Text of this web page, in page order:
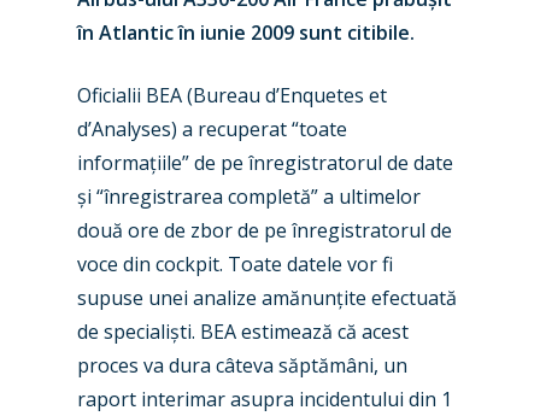
în Atlantic în iunie 2009 sunt citibile.
Oficialii BEA (Bureau d’Enquetes et
d’Analyses) a recuperat “toate
informațiile” de pe înregistratorul de date
și “înregistrarea completă” a ultimelor
două ore de zbor de pe înregistratorul de
voce din cockpit. Toate datele vor fi
supuse unei analize amănunțite efectuată
de specialiști. BEA estimează că acest
proces va dura câteva săptămâni, un
raport interimar asupra incidentului din 1
New Routes
Industry
Accidents / Incidents
Airshows
Dubai 2025
Paris 2025
Farnborough 2024
Business Jets
Military
Trip Reports